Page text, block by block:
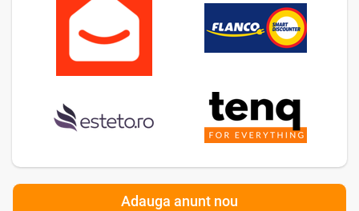
Adauga anunt nou